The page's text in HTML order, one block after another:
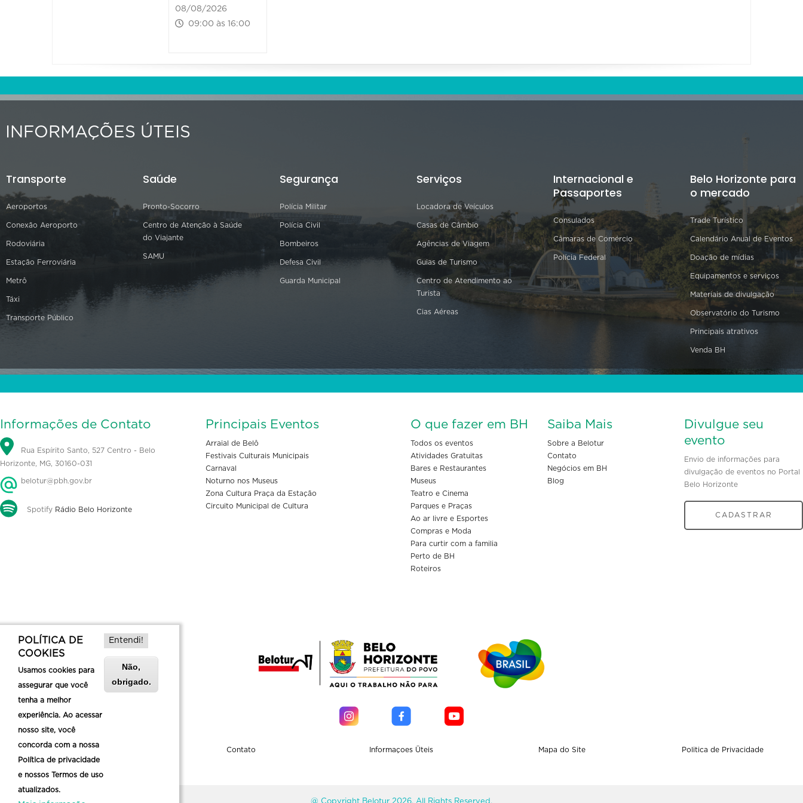
08/08/2026
09:00 às 16:00
INFORMAÇÕES ÚTEIS
Transporte
Aeroportos
Conexão Aeroporto
Rodoviária
Estação Ferroviária
Metrô
Táxi
Transporte Público
Saúde
Pronto-Socorro
Centro de Atenção à Saúde
do Viajante
SAMU
Segurança
Polícia Militar
Polícia Civil
Bombeiros
Defesa Civil
Guarda Municipal
Serviços
Locadora de Veículos
Casas de Câmbio
Agências de Viagem
Guias de Turismo
Centro de Atendimento ao
Turista
Cias Aéreas
Internacional e
Passaportes
Consulados
Câmaras de Comércio
Polícia Federal
Belo Horizonte para
o mercado
Trade Turístico
Calendário Anual de Eventos
Doação de mídias
Equipamentos e serviços
Materiais de divulgação
Observatório do Turismo
Principais atrativos
Venda BH
Informações de Contato
Rua Espírito Santo, 527 Centro - Belo
Horizonte, MG, 30160-031
belotur@pbh.gov.br
Spotify Rádio Belo Horizonte
Principais Eventos
Arraial de Belô
Festivais Culturais Municipais
Carnaval
Noturno nos Museus
Zona Cultura Praça da Estação
Circuito Municipal de Cultura
O que fazer em BH
Todos os eventos
Atividades Gratuitas
Bares e Restaurantes
Museus
Teatro e Cinema
Parques e Praças
Ao ar livre e Esportes
Compras e Moda
Para curtir com a familia
Perto de BH
Roteiros
Saiba Mais
Sobre a Belotur
Contato
Negócios em BH
Blog
Divulgue seu
evento
Envio de informações para
divulgação de eventos no Portal
Belo Horizonte
CADASTRAR
Sobre a Belotur Contato Informaçoes Üteis Mapa do Site Politica de Privacidade
POLÍTICA DE
COOKIES
Usamos cookies para
assegurar que você
tenha a melhor
experiência. Ao acessar
nosso site, você
concorda com a nossa
Política de privacidade
e nossos Termos de uso
atualizados.
Entendi!
Não,
obrigado.